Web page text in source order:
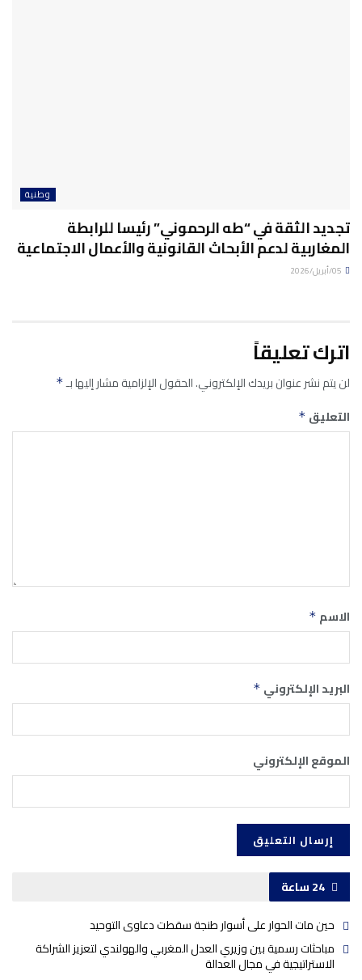
وطنية
تجديد الثقة في “طه الرحموني” رئيسا للرابطة
المغاربية لدعم الأبحاث القانونية والأعمال الاجتماعية
اترك تعليقاً
لن يتم نشر عنوان بريدك الإلكتروني.الحقول الإلزامية مشار إليها بـ*
التعليق *
الاسم *
البريد الإلكتروني *
الموقع الإلكتروني
24 ساعة
حين مات الحوار على أسوار طنجة سقطت دعاوى التوحيد
مباحثات رسمية بين وزيري العدل المغربي والهولندي لتعزيز الشراكة
الاستراتيجية في مجال العدالة